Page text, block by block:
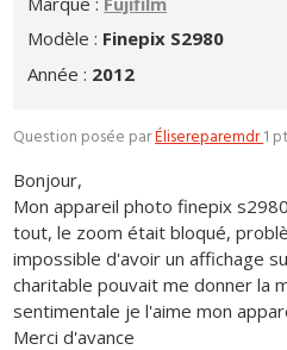
Modèle : Finepix S2980
Année : 2012
Question posée parÉlisereparemdr1 pt
Bonjour,
Mon appareil photo finepix
tout, le zoom était bloqué,
impossible d'avoir un affichage
charitable pouvait me donner la
sentimentale je l'aime mon
Merci d'avance